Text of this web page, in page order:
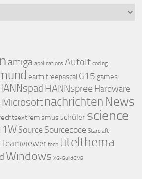
amiga applications AutoIt coding
earth freepascal G15 games
HANNspree Hardware
Microsoft nachrichten News
schüler science
Source Sourcecode Starcraft
Teamviewer tech titelthema
Windows XG-GuildCMS